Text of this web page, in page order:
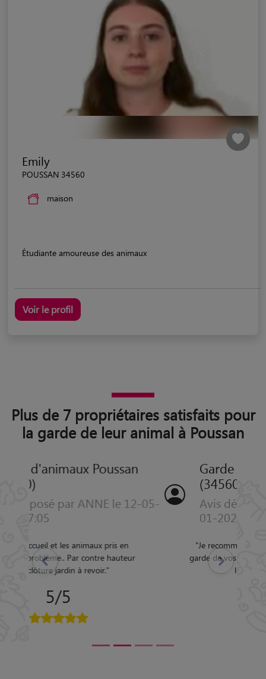
Emily
POUSSAN 34560
maison
Étudiante amoureuse des animaux
Voir le profil
Plus de 7 propriétaires satisfaits pour
la garde de leur animal à Poussan
Garde d'animaux Poussan
Avis déposé par Corentin le 14-
"Je recommande Emilie à 100% pour la
garde de vos animaux, vous pouvez y aller
les yeux fermés !
Précédent Suivant